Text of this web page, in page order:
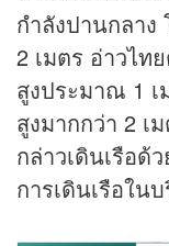
กำลังปานกลา
2 เมตร อ่าวไท
สูงประมาณ 1
สูงมากกว่า 2 เ
กล่าวเดินเรือด้
การเดินเรือใน